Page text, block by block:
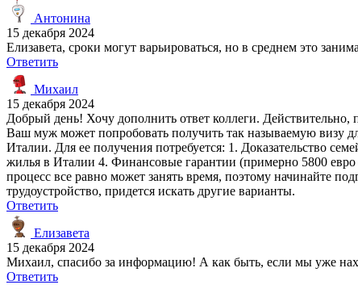
Антонина
15 декабря 2024
Елизавета, сроки могут варьироваться, но в среднем это
Ответить
Михаил
15 декабря 2024
Добрый день! Хочу дополнить ответ коллеги. Действительно,
Ваш муж может попробовать получить так называемую визу
Италии. Для ее получения потребуется: 1. Доказательство
жилья в Италии 4. Финансовые гарантии (примерно 5800
процесс все равно может занять время, поэтому начинайте
трудоустройство, придется искать другие варианты.
Ответить
Елизавета
15 декабря 2024
Михаил, спасибо за информацию! А как быть, если мы уже
Ответить